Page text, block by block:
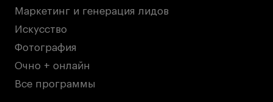
Маркетинг и генерация лидов
Искусство
Фотография
Очно + онлайн
Все программы